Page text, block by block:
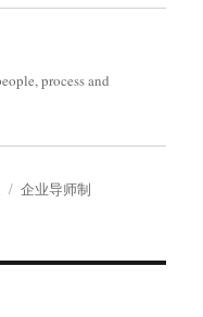
process and
标
企业导师制